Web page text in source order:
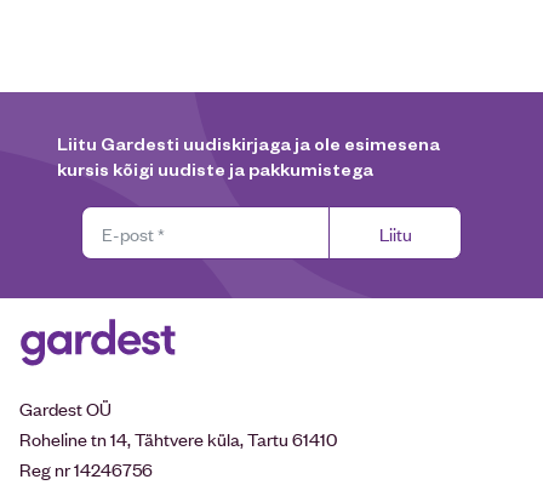
Liitu Gardesti uudiskirjaga ja ole esimesena
kursis kõigi uudiste ja pakkumistega
Liitu
Gardest OÜ
Roheline tn 14, Tähtvere küla, Tartu 61410
Reg nr 14246756